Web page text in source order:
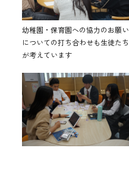
幼稚園・保育園への協力のお願い
についての打ち合わせも生徒たち
が考えています